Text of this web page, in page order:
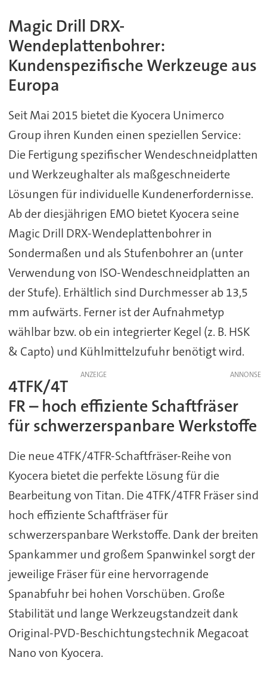
Magic Drill DRX-
Wendeplattenbohrer:
Kundenspezifische Werkzeuge aus
Europa
Seit Mai 2015 bietet die Kyocera Unimerco
Group ihren Kunden einen speziellen Service:
Die Fertigung spezifischer Wendeschneidplatten
und Werkzeughalter als maßgeschneiderte
Lösungen für individuelle Kundenerfordernisse.
Ab der diesjährigen EMO bietet Kyocera seine
Magic Drill DRX-Wendeplattenbohrer in
Sondermaßen und als Stufenbohrer an (unter
Verwendung von ISO-Wendeschneidplatten an
der Stufe). Erhältlich sind Durchmesser ab 13,5
mm aufwärts. Ferner ist der Aufnahmetyp
wählbar bzw. ob ein integrierter Kegel (z. B. HSK
& Capto) und Kühlmittelzufuhr benötigt wird.
ANZEIGE
4TFK/4T
FR – hoch effiziente Schaftfräser
für schwerzerspanbare Werkstoffe
Die neue 4TFK/4TFR-Schaftfräser-Reihe von
Kyocera bietet die perfekte Lösung für die
Bearbeitung von Titan. Die 4TFK/4TFR Fräser sind
hoch effiziente Schaftfräser für
schwerzerspanbare Werkstoffe. Dank der breiten
Spankammer und großem Spanwinkel sorgt der
jeweilige Fräser für eine hervorragende
Spanabfuhr bei hohen Vorschüben. Große
Stabilität und lange Werkzeugstandzeit dank
Original-PVD-Beschichtungstechnik Megacoat
Nano von Kyocera.